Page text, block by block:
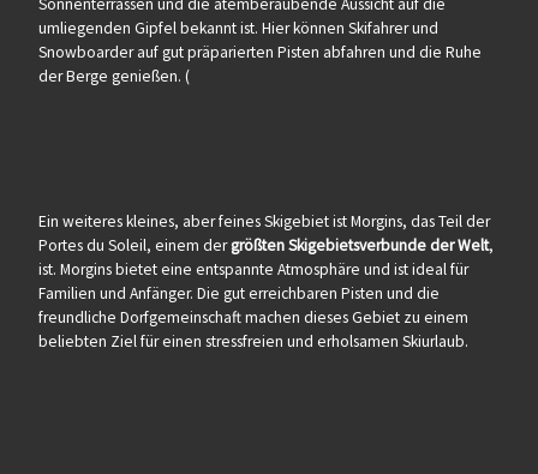
Sonnenterrassen und die atemberaubende Aussicht auf die
umliegenden Gipfel bekannt ist. Hier können Skifahrer und
Snowboarder auf gut präparierten Pisten abfahren und die Ruhe
der Berge genießen. (
Ein weiteres kleines, aber feines Skigebiet ist Morgins, das Teil der
Portes du Soleil, einem dergrößten Skigebietsverbunde der Welt,
ist. Morgins bietet eine entspannte Atmosphäre und ist ideal für
Familien und Anfänger. Die gut erreichbaren Pisten und die
freundliche Dorfgemeinschaft machen dieses Gebiet zu einem
beliebten Ziel für einen stressfreien und erholsamen Skiurlaub.